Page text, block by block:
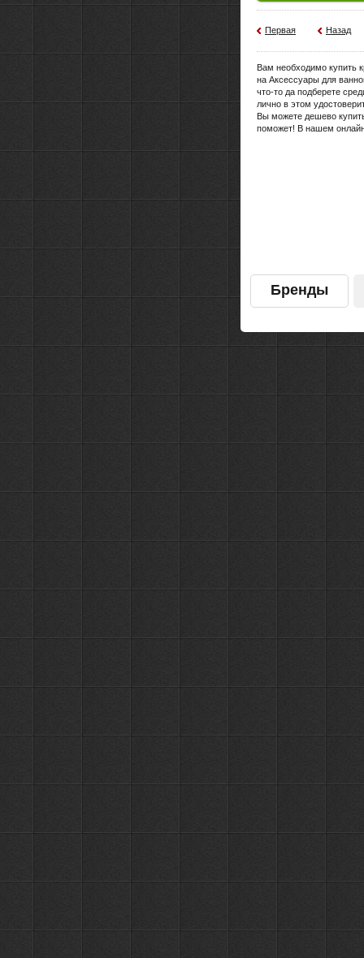
Первая Назад
Вам необходимо купить
на Аксессуары для
что-то да подберете
лично в этом
Вы можете дешево
поможет! В нашем
Бренды